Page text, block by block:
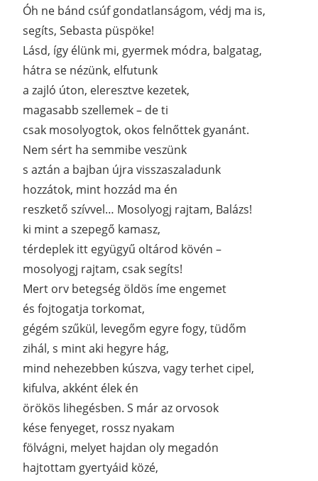
Óh ne bánd csúf gondatlanságom, védj ma is,
segíts, Sebasta püspöke!
Lásd, így élünk mi, gyermek módra, balgatag,
hátra se nézünk, elfutunk
a zajló úton, eleresztve kezetek,
magasabb szellemek – de ti
csak mosolyogtok, okos felnőttek gyanánt.
Nem sért ha semmibe veszünk
s aztán a bajban újra visszaszaladunk
hozzátok, mint hozzád ma én
reszkető szívvel… Mosolyogj rajtam, Balázs!
ki mint a szepegő kamasz,
térdeplek itt együgyű oltárod kövén –
mosolyogj rajtam, csak segíts!
Mert orv betegség öldös íme engemet
és fojtogatja torkomat,
gégém szűkül, levegőm egyre fogy, tüdőm
zihál, s mint aki hegyre hág,
mind nehezebben kúszva, vagy terhet cipel,
kifulva, akként élek én
örökös lihegésben. S már az orvosok
kése fenyeget, rossz nyakam
fölvágni, melyet hajdan oly megadón
hajtottam gyertyáid közé,